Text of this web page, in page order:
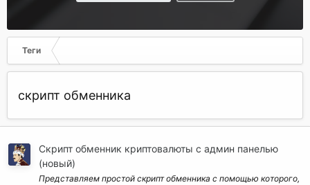
Теги
скрипт обменника
Скрипт обменник криптовалюты с админ панелью
(новый)
Представляем простой скрипт обменника с помощью которого,